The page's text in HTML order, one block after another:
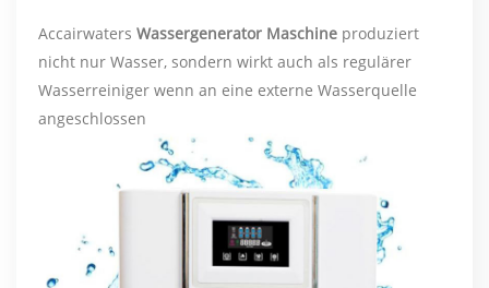
Accairwaters Wassergenerator Maschine produziert
nicht nur Wasser, sondern wirkt auch als regulärer
Wasserreiniger wenn an eine externe Wasserquelle
angeschlossen